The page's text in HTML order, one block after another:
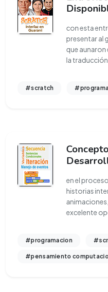
con esta
presentar al
que
la
#scratch
en el
historias
excelente
#programacion
#pensamiento